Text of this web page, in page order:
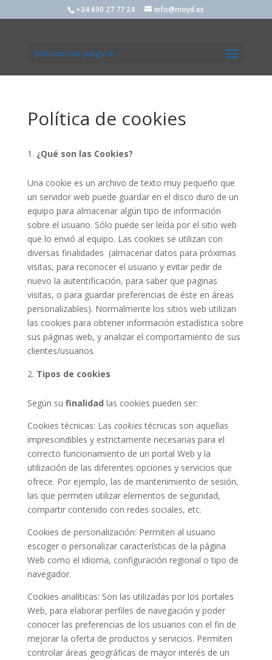
+34 690 27 77 24 info@moyd.es
Seleccionar página
Política de cookies
¿Qué son las Cookies?
Una cookie es un archivo de texto muy pequeño que
un servidor web puede guardar en el disco duro de un
equipo para almacenar algún tipo de información
sobre el usuario. Sólo puede ser leída por el sitio web
que lo envió al equipo. Las cookies se utilizan con
diversas finalidades (almacenar datos para próximas
visitas, para reconocer el usuario y evitar pedir de
nuevo la autentificación, para saber que paginas
visitas, o para guardar preferencias de éste en áreas
personalizables). Normalmente los sitios web utilizan
las cookies para obtener información estadística sobre
sus páginas web, y analizar el comportamiento de sus
clientes/usuarios.
Tipos de cookies
Según su finalidad las cookies pueden ser:
Cookies técnicas: Las cookiestécnicas son aquellas
imprescindibles y estrictamente necesarias para el
correcto funcionamiento de un portal Web y la
utilización de las diferentes opciones y servicios que
ofrece. Por ejemplo, las de mantenimiento de sesión,
las que permiten utilizar elementos de seguridad,
compartir contenido con redes sociales, etc.
Cookies de personalización: Permiten al usuario
escoger o personalizar características de la página
Web como el idioma, configuración regional o tipo de
navegador.
Cookies analíticas: Son las utilizadas por los portales
Web, para elaborar perfiles de navegación y poder
conocer las preferencias de los usuarios con el fin de
mejorar la oferta de productos y servicios. Permiten
controlar áreas geográficas de mayor interés de un